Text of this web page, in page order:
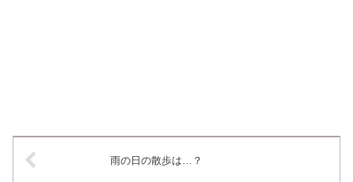
雨の日の散歩は…？